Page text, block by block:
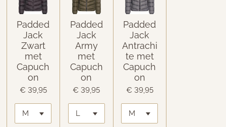
Padded
Jack
Zwart
met
Capuch
on
€ 39,95
Padded
Jack
Army
met
Capuch
on
€ 39,95
Padded
Jack
Antrachi
te met
Capuch
on
€ 39,95